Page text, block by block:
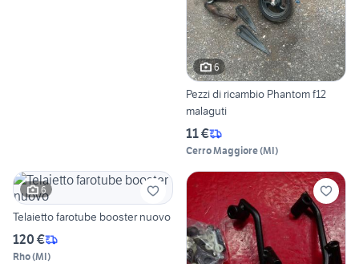
6
Pezzi di ricambio Phantom f12
malaguti
11 €
Cerro Maggiore(MI)
6
Telaietto farotube booster nuovo
120 €
Rho(MI)